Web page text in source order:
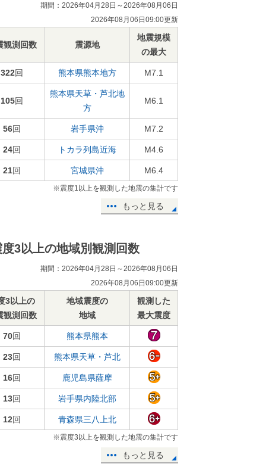
期間：2026年04月28日～2026年08月06日
2026年08月06日09:00更新
観測回数 震源地
地震規模
の最大
322回 熊本県熊本地方 M7.1
105回
熊本県天草・芦北地
方
M6.1
56回 岩手県沖 M7.2
24回 トカラ列島近海 M4.6
21回 宮城県沖 M6.4
※震度1以上を観測した地震の集計です
もっと見る
度3以上の地域別観測回数
期間：2026年04月28日～2026年08月06日
2026年08月06日09:00更新
3以上の
観測回数
地域震度の
地域
観測した
最大震度
70回 熊本県熊本
23回 熊本県天草・芦北
16回 鹿児島県薩摩
13回 岩手県内陸北部
12回 青森県三八上北
※震度3以上を観測した地震の集計です
もっと見る